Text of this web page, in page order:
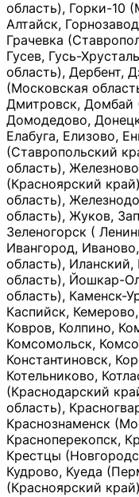
область), Горки-10
Алтайск,
Грачевка
Гусев, Гусь-
область), Дербент,
(Московская
Дмитровск, Домбай
Домодедово,
Елабуга, Елизово,
(Ставропольский
область),
(Красноярский
область),
область), Жуков,
Зеленогорск (
Ивангород,
область),
область), Йошкар-
область), Каменск-
Каспийск,
Ковров, Колпино,
Комсомольск,
Константиновск,
Котельниково,
(Краснодарский
область),
Краснознаменск
Красноперекопск,
Крестцы
Кудрово, Куеда
(Красноярский